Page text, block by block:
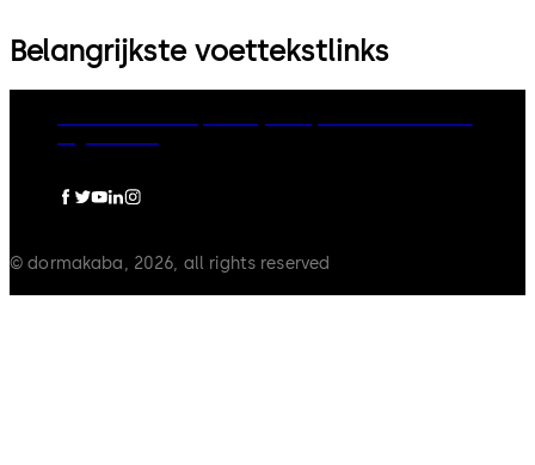
Belangrijkste voettekstlinks
© dormakaba, 2026, all rights reserved